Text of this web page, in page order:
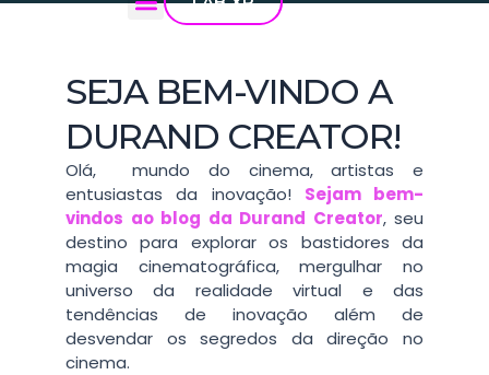
SEJA BEM-VINDO A
DURAND CREATOR!
Olá, mundo do cinema, artistas e
entusiastas da inovação! Sejam bem-
vindos ao blog da Durand Creator, seu
destino para explorar os bastidores da
magia cinematográfica, mergulhar no
universo da realidade virtual e das
tendências de inovação além de
desvendar os segredos da direção no
cinema.